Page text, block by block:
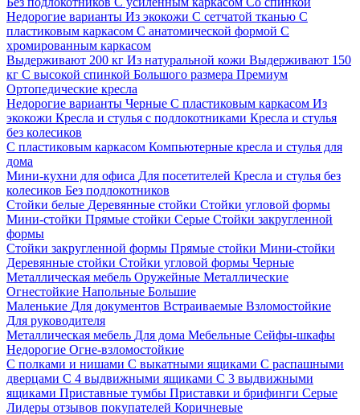
Недорогие варианты Из экокожи С сетчатой тканью С
пластиковым каркасом С анатомической формой С
хромированным каркасом
Выдерживают 200 кг Из натуральной кожи Выдерживают 150
кг С высокой спинкой Большого размера Премиум
Ортопедические кресла
Недорогие варианты Черные С пластиковым каркасом Из
экокожи Кресла и стулья с подлокотниками Кресла и стулья
без колесиков
С пластиковым каркасом Компьютерные кресла и стулья для
дома
Мини-кухни для офиса Для посетителей Кресла и стулья без
колесиков Без подлокотников
Стойки белые Деревянные стойки Стойки угловой формы
Мини-стойки Прямые стойки Серые Стойки закругленной
формы
Стойки закругленной формы Прямые стойки Мини-стойки
Деревянные стойки Стойки угловой формы Черные
Металлическая мебель Оружейные Металлические
Огнестойкие Напольные Большие
Маленькие Для документов Встраиваемые Взломостойкие
Для руководителя
Металлическая мебель Для дома Мебельные Сейфы-шкафы
Недорогие Огне-взломостойкие
С полками и нишами С выкатными ящиками С распашными
дверцами С 4 выдвижными ящиками С 3 выдвижными
ящиками Приставные тумбы Приставки и брифинги Серые
Лидеры отзывов покупателей Коричневые